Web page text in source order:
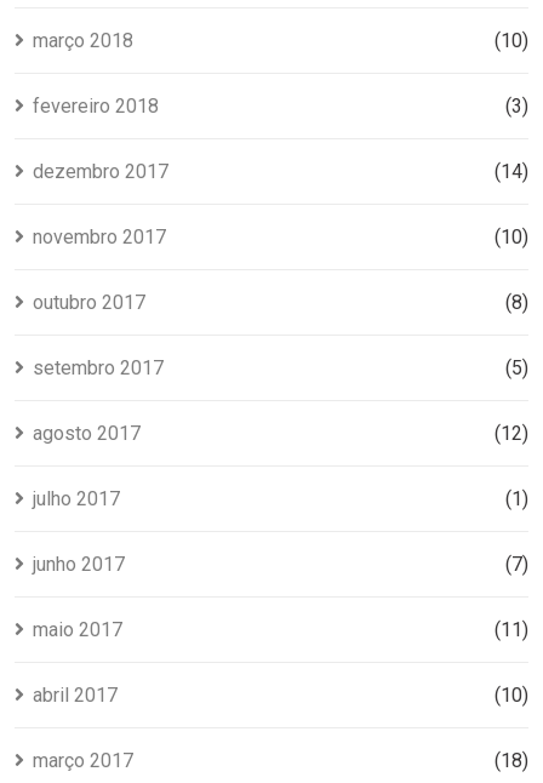
março 2018 (10)
fevereiro 2018 (3)
dezembro 2017 (14)
novembro 2017 (10)
outubro 2017 (8)
setembro 2017 (5)
agosto 2017 (12)
julho 2017 (1)
junho 2017 (7)
maio 2017 (11)
abril 2017 (10)
março 2017 (18)